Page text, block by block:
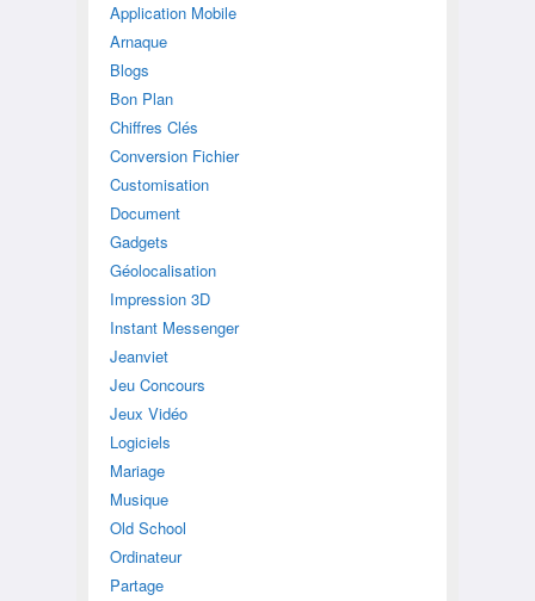
Application Mobile
Arnaque
Blogs
Bon Plan
Chiffres Clés
Conversion Fichier
Customisation
Document
Gadgets
Géolocalisation
Impression 3D
Instant Messenger
Jeanviet
Jeu Concours
Jeux Vidéo
Logiciels
Mariage
Musique
Old School
Ordinateur
Partage